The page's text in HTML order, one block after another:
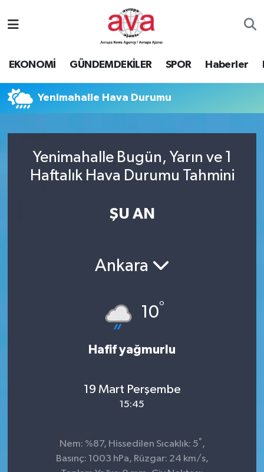
EKONOMİ GÜNDEMDEKİLER SPOR Haberler
Yenimahalle Hava Durumu
Yenimahalle Bugün, Yarın ve 1
Haftalık Hava Durumu Tahmini
ŞU AN
Ankara
10°
Hafif yağmurlu
19 Mart Perşembe
15:45
Nem: %87, Hissedilen Sıcaklık: 5° ,
Basınç: 1003 hPa, Rüzgar: 24 km/s,
Nöbetçi Eczaneler
Namaz Vakitleri
Trafik Durumu
Süper Lig Puan Durumu ve Fikstür